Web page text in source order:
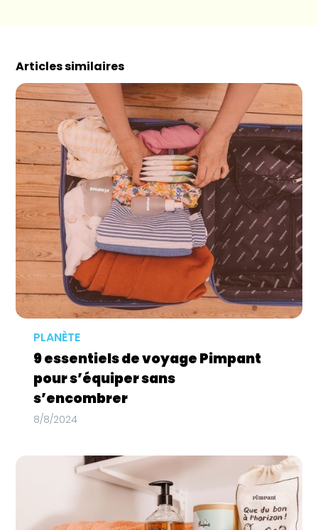
Articles similaires
PLANÈTE
9 essentiels de voyage Pimpant
pour s’équiper sans
s’encombrer
8/8/2024